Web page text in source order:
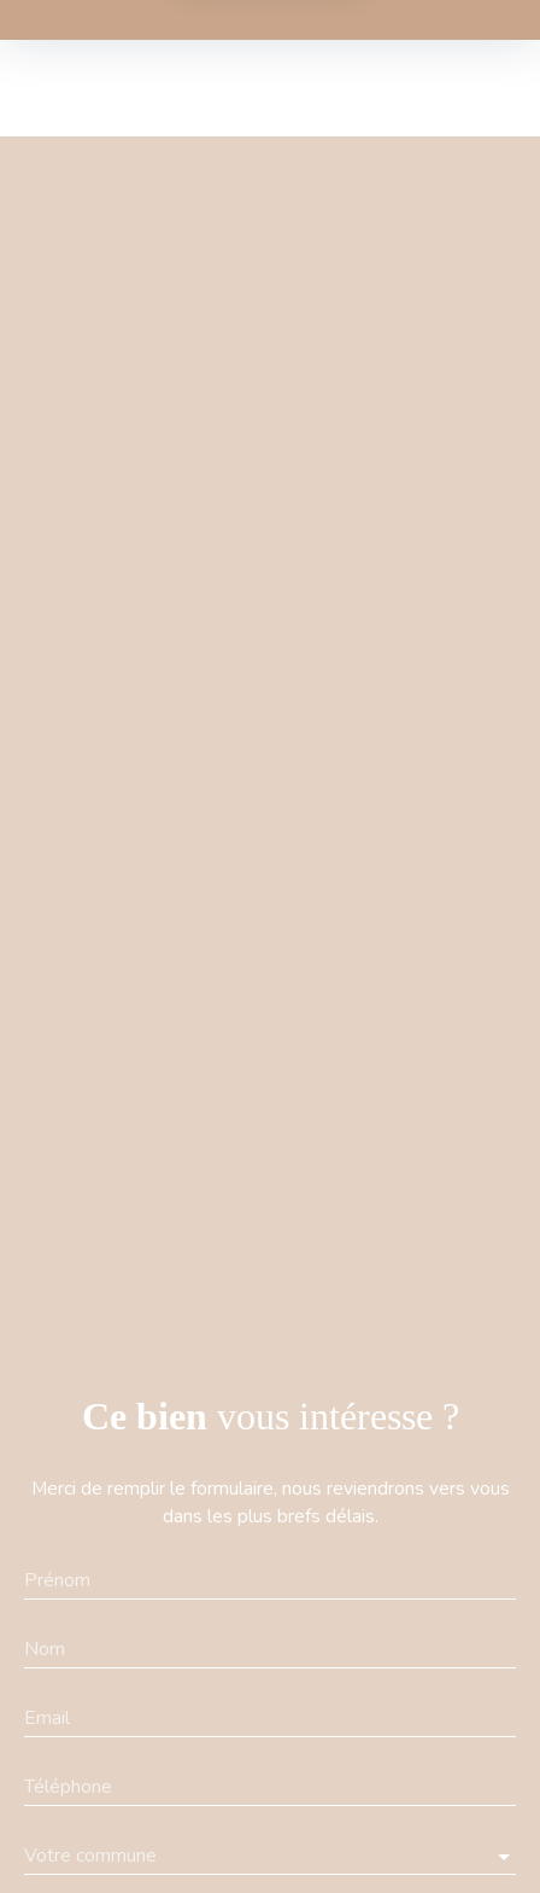
Ce bien vous intéresse ?
Merci de remplir le formulaire, nous reviendrons vers vous
dans les plus brefs délais.
Prénom
Nom
Email
Téléphone
Votre commune